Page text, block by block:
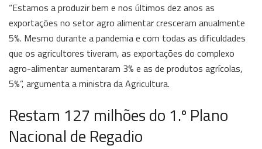
“Estamos a produzir bem e nos últimos dez anos as
exportações no setor agro alimentar cresceram anualmente
5%. Mesmo durante a pandemia e com todas as dificuldades
que os agricultores tiveram, as exportações do complexo
agro-alimentar aumentaram 3% e as de produtos agrícolas,
5%”, argumenta a ministra da Agricultura.
Restam 127 milhões do 1.º Plano
Nacional de Regadio